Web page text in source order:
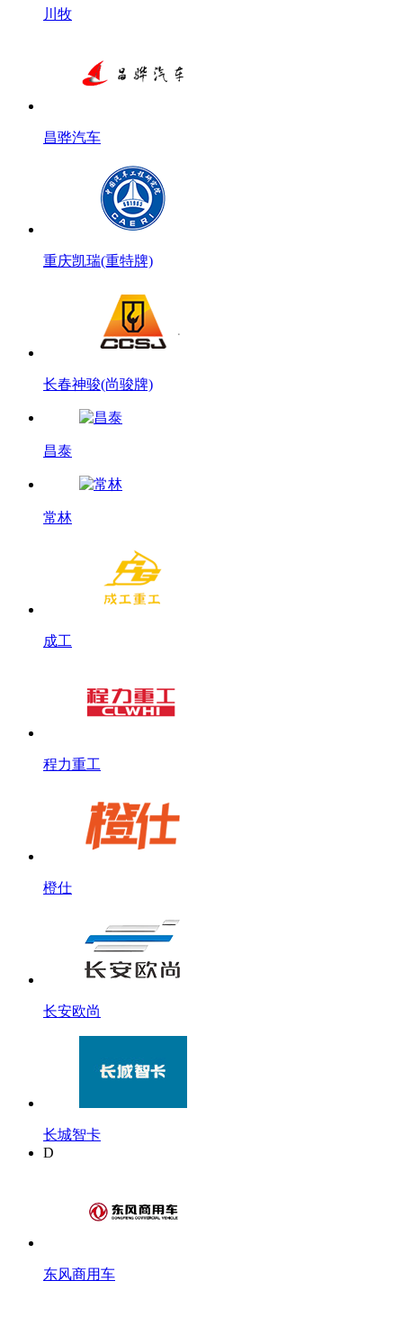
川牧
昌骅汽车
重庆凯瑞(重特牌)
长春神骏(尚骏牌)
昌泰
常林
成工
程力重工
橙仕
长安欧尚
长城智卡
D
东风商用车